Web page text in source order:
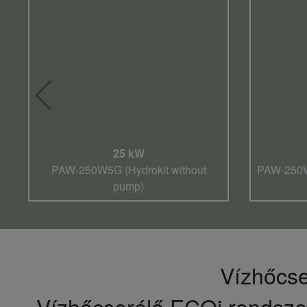
25 kW
PAW-250W5G (Hydrokit without
pump)
PAW-